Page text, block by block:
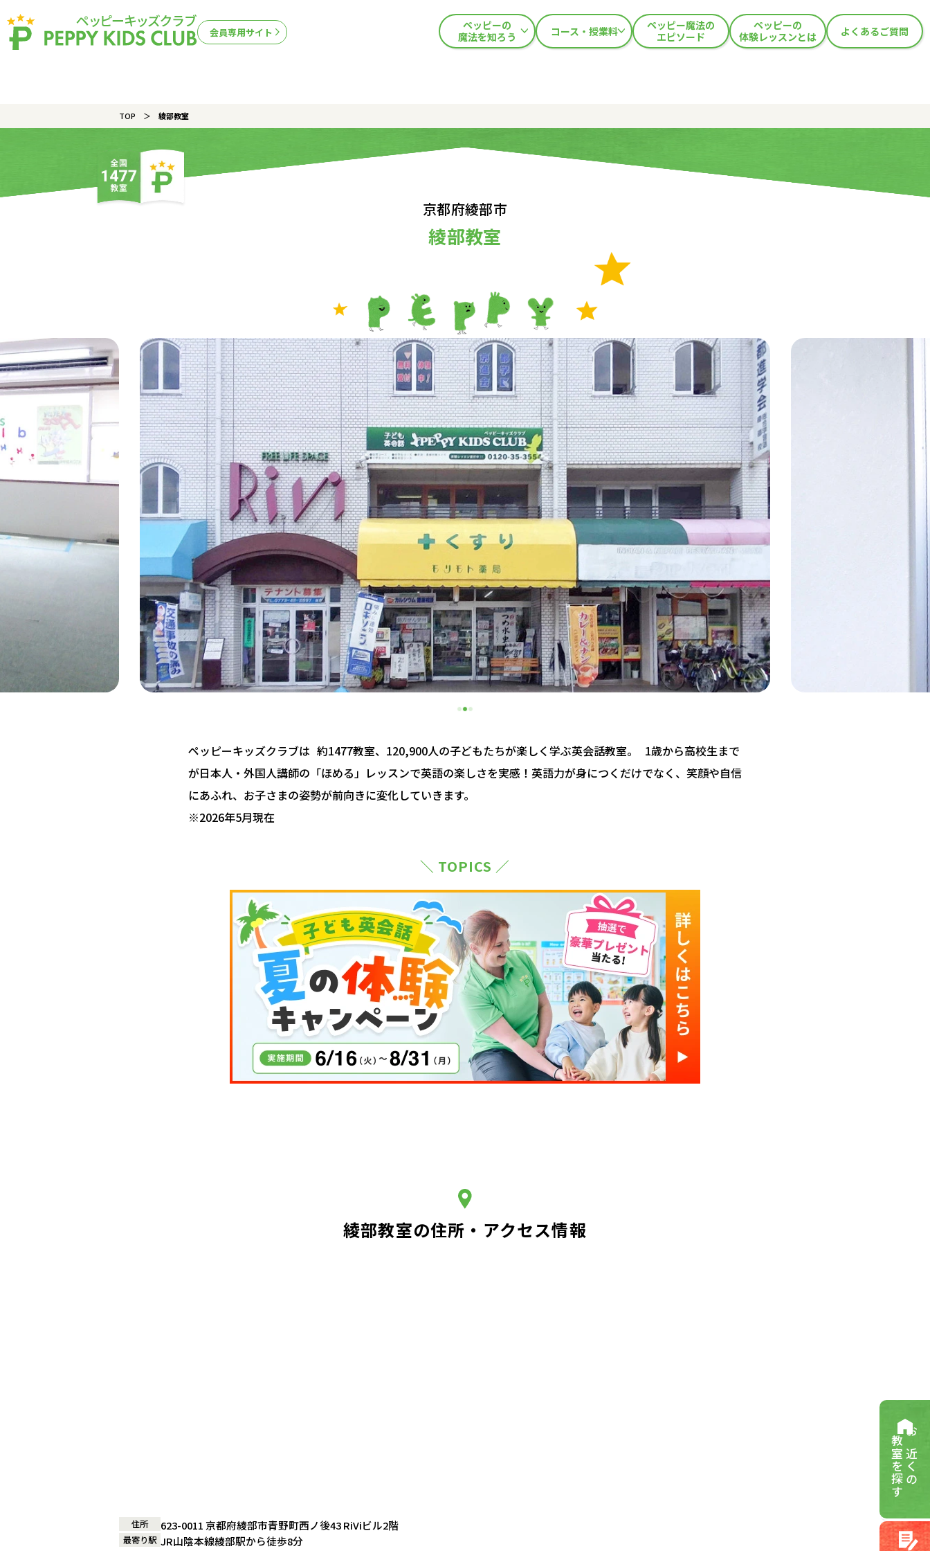
会員専用サイト
ペッピーの
魔法を知ろう
コース・授業料
ペッピー魔法の
エピソード
ペッピーの
体験レッスンとは
よくあるご質問
TOP 綾部教室
京都府綾部市
綾部教室
ペッピーキッズクラブは 約1477教室、120,900人の子どもたちが楽しく学ぶ英会話教室。 1歳から高校生まで
が日本人・外国人講師の「ほめる」レッスンで英語の楽しさを実感！英語力が身につくだけでなく、笑顔や自信
にあふれ、お子さまの姿勢が前向きに変化していきます。
※2026年5月現在
＼ TOPICS ／
綾部教室の住所・アクセス情報
住所 623-0011 京都府綾部市青野町西ノ後43 RiViビル2階
最寄り駅 JR山陰本線綾部駅から徒歩8分
お近くの
教室を探す